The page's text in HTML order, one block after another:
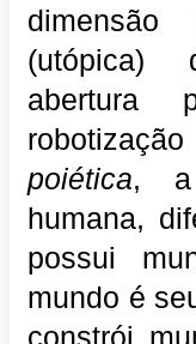
(utópica)
abertura
poiética, a
humana,
possui
mundo é